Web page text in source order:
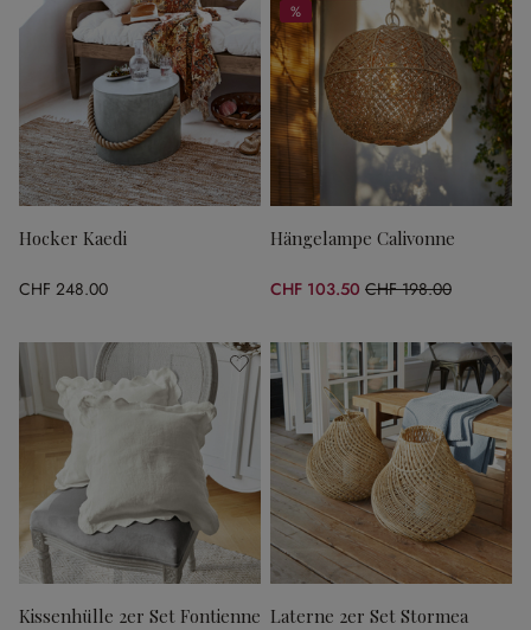
Hocker Kaedi
CHF 248.00
%
%
Hängelampe Calivonne
CHF 103.50 CHF 198.00
(47.73% gespart)
Kissenhülle 2er Set Fontienne Laterne 2er Set Stormea